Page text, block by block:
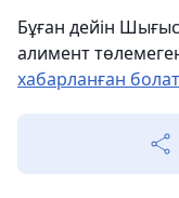
Бұған дейін
алимент
хабарланған